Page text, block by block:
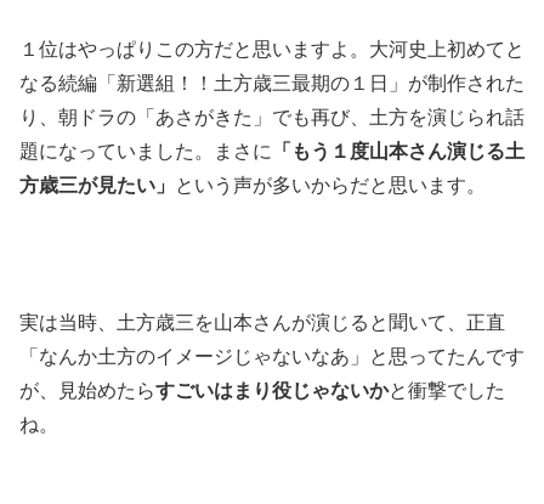
１位はやっぱりこの方だと思いますよ。大河史上初めてと
なる続編「新選組！！土方歳三最期の１日」が制作された
り、朝ドラの「あさがきた」でも再び、土方を演じられ話
題になっていました。まさに
「もう１度山本さん演じる土
方歳三が見たい」
という声が多いからだと思います。
実は当時、土方歳三を山本さんが演じると聞いて、正直
「なんか土方のイメージじゃないなあ」と思ってたんです
が、見始めたらすごいはまり役じゃないかと衝撃でした
ね。